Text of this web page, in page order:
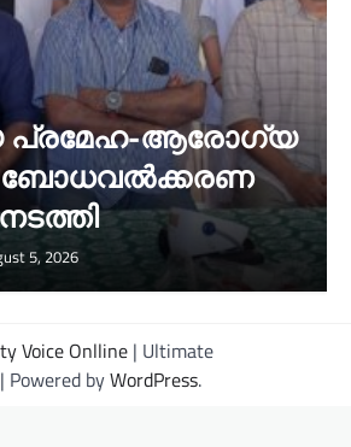
ആരോഗ്യ
ബോധവൽക്കരണ
5, 2026
Voice Onlline | Ultimate
| Powered byWordPress.